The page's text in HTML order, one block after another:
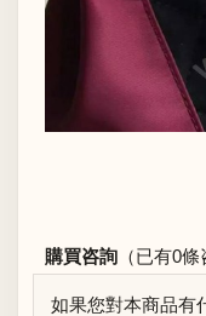
購買咨詢 （已有0條
如果您對本商品有